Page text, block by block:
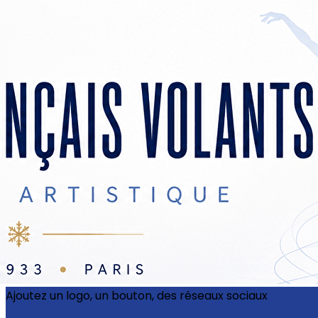
Menu
?>
Images de la page d'accueil
Cliquez pour éditer
Ajoutez un logo, un bouton, des réseaux sociaux